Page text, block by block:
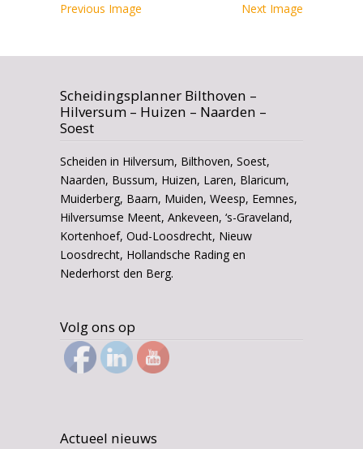
Previous Image Next Image
Scheidingsplanner Bilthoven –
Hilversum – Huizen – Naarden –
Soest
Scheiden in Hilversum, Bilthoven, Soest,
Naarden, Bussum, Huizen, Laren, Blaricum,
Muiderberg, Baarn, Muiden, Weesp, Eemnes,
Hilversumse Meent, Ankeveen, ‘s-Graveland,
Kortenhoef, Oud-Loosdrecht, Nieuw
Loosdrecht, Hollandsche Rading en
Nederhorst den Berg.
Volg ons op
Actueel nieuws